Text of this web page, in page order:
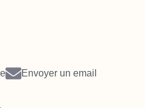
Envoyer un email